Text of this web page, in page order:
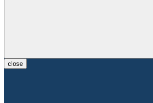
close